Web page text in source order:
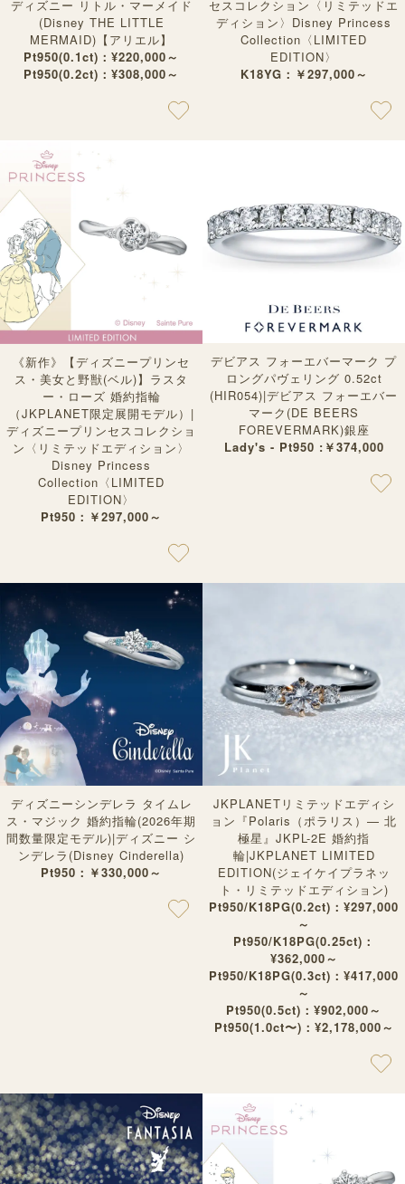
ディズニー リトル・マーメイド
(Disney THE LITTLE
MERMAID)【アリエル】
Pt950(0.1ct)：¥220,000～
Pt950(0.2ct)：¥308,000～
セスコレクション〈リミテッドエ
ディション〉Disney Princess
Collection〈LIMITED
EDITION〉
K18YG：￥297,000～
《新作》【ディズニープリンセ
ス・美女と野獣(ベル)】ラスタ
ー・ローズ 婚約指輪
（JKPLANET限定展開モデル）|
ディズニープリンセスコレクショ
ン〈リミテッドエディション〉
Disney Princess
Collection〈LIMITED
EDITION〉
Pt950：￥297,000～
デビアス フォーエバーマーク プ
ロングパヴェリング 0.52ct
(HIR054)|デビアス フォーエバー
マーク(DE BEERS
FOREVERMARK)銀座
Lady's - Pt950 :￥374,000
ディズニーシンデレラ タイムレ
ス・マジック 婚約指輪(2026年期
間数量限定モデル)|ディズニー シ
ンデレラ(Disney Cinderella)
Pt950：￥330,000～
JKPLANETリミテッドエディシ
ョン『Polaris（ポラリス）— 北
極星』JKPL-2E 婚約指
輪|JKPLANET LIMITED
EDITION(ジェイケイプラネッ
ト・リミテッドエディション)
Pt950/K18PG(0.2ct)：¥297,000
～
Pt950/K18PG(0.25ct)：
¥362,000～
Pt950/K18PG(0.3ct)：¥417,000
～
Pt950(0.5ct)：¥902,000～
Pt950(1.0ct〜)：¥2,178,000～